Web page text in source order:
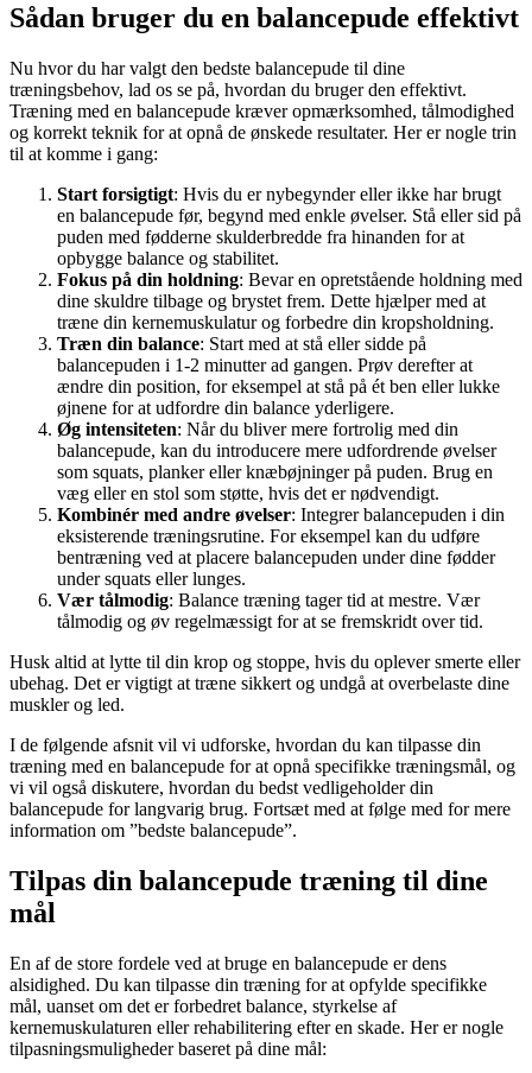
Sådan bruger du en balancepude effektivt
Nu hvor du har valgt den bedste balancepude til dine
træningsbehov, lad os se på, hvordan du bruger den effektivt.
Træning med en balancepude kræver opmærksomhed, tålmodighed
og korrekt teknik for at opnå de ønskede resultater. Her er nogle trin
til at komme i gang:
Start forsigtigt: Hvis du er nybegynder eller ikke har brugt
en balancepude før, begynd med enkle øvelser. Stå eller sid på
puden med fødderne skulderbredde fra hinanden for at
opbygge balance og stabilitet.
Fokus på din holdning: Bevar en opretstående holdning med
dine skuldre tilbage og brystet frem. Dette hjælper med at
træne din kernemuskulatur og forbedre din kropsholdning.
Træn din balance: Start med at stå eller sidde på
balancepuden i 1-2 minutter ad gangen. Prøv derefter at
ændre din position, for eksempel at stå på ét ben eller lukke
øjnene for at udfordre din balance yderligere.
Øg intensiteten: Når du bliver mere fortrolig med din
balancepude, kan du introducere mere udfordrende øvelser
som squats, planker eller knæbøjninger på puden. Brug en
væg eller en stol som støtte, hvis det er nødvendigt.
Kombinér med andre øvelser: Integrer balancepuden i din
eksisterende træningsrutine. For eksempel kan du udføre
bentræning ved at placere balancepuden under dine fødder
under squats eller lunges.
Vær tålmodig: Balance træning tager tid at mestre. Vær
tålmodig og øv regelmæssigt for at se fremskridt over tid.
Husk altid at lytte til din krop og stoppe, hvis du oplever smerte eller
ubehag. Det er vigtigt at træne sikkert og undgå at overbelaste dine
muskler og led.
I de følgende afsnit vil vi udforske, hvordan du kan tilpasse din
træning med en balancepude for at opnå specifikke træningsmål, og
vi vil også diskutere, hvordan du bedst vedligeholder din
balancepude for langvarig brug. Fortsæt med at følge med for mere
information om ”bedste balancepude”.
Tilpas din balancepude træning til dine
mål
En af de store fordele ved at bruge en balancepude er dens
alsidighed. Du kan tilpasse din træning for at opfylde specifikke
mål, uanset om det er forbedret balance, styrkelse af
kernemuskulaturen eller rehabilitering efter en skade. Her er nogle
tilpasningsmuligheder baseret på dine mål: